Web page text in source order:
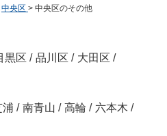
中央区 > 中央区のその他
黒区 / 品川区 / 大田区 /
浦 / 南青山 / 高輪 / 六本木 /